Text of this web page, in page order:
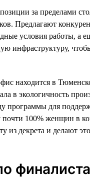
за пределами
Предлагают
условия работы, а
инфраструктуру,
находится в
в экологичность
программы для
почти 100% женщин в
из декрета и делают